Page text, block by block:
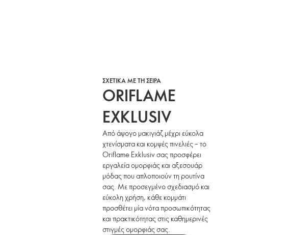
ΣΧΕΤΙΚΑ ΜΕ ΤΗ ΣΕΙΡΑ
ORIFLAME
EXKLUSIV
Από άψογο μακιγιάζ μέχρι εύκολα
χτενίσματα και κομψές πινελιές – το
Oriflame Exklusiv σας προσφέρει
εργαλεία ομορφιάς και αξεσουάρ
μόδας που απλοποιούν τη ρουτίνα
σας. Με προσεγμένο σχεδιασμό και
εύκολη χρήση, κάθε κομμάτι
προσθέτει μία νότα προσωπικότητας
και πρακτικότητας στις καθημερινές
στιγμές ομορφιάς σας.